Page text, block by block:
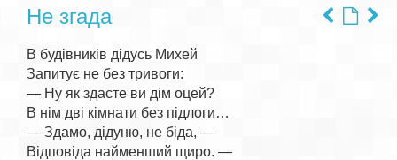
Не згада
В будівників дідусь Михей
Запитує не без тривоги:
— Ну як здасте ви дім оцей?
В нім дві кімнати без підлоги…
— Здамо, дідуню, не біда, —
Відповіда найменший щиро. —